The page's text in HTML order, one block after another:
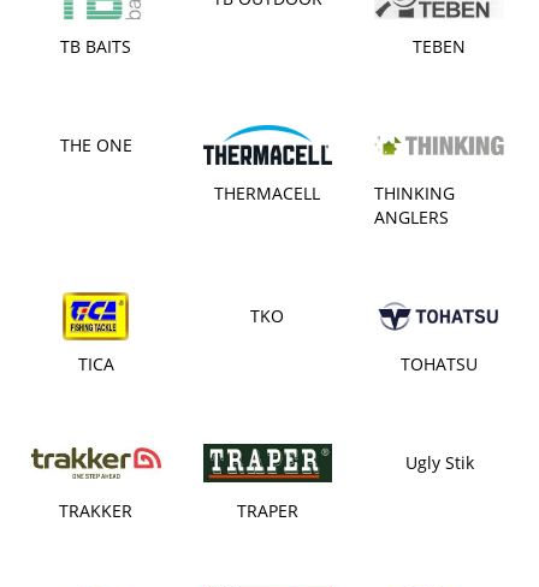
TB BAITS TEBEN
THE ONE
THERMACELL
THINKING
ANGLERS
TICA
TKO
TOHATSU
TRAKKER TRAPER
Ugly Stik